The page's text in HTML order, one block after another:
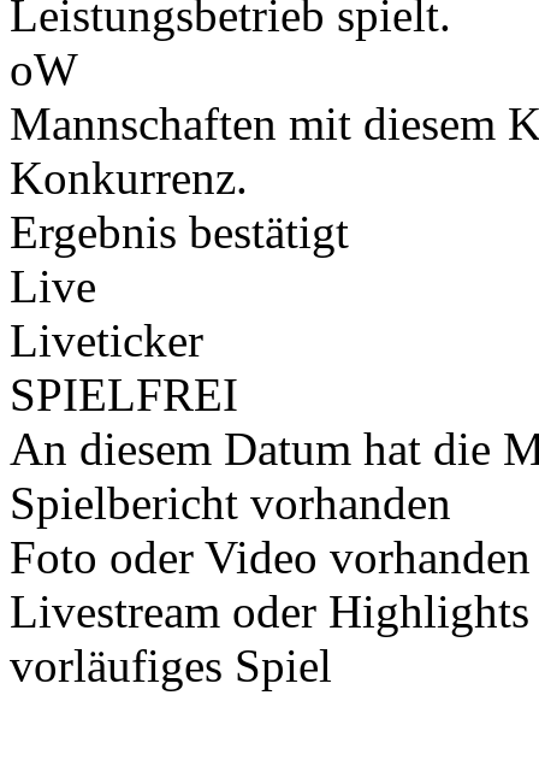
Leistungsbetrieb spielt.
oW
Mannschaften mit diesem
Konkurrenz.
Ergebnis bestätigt
Live
Liveticker
SPIELFREI
An diesem Datum hat die
Spielbericht vorhanden
Foto oder Video vorhanden
Livestream oder
vorläufiges Spiel